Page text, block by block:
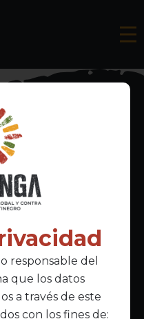
responsable del
que los datos
a través de este
con los fines de: